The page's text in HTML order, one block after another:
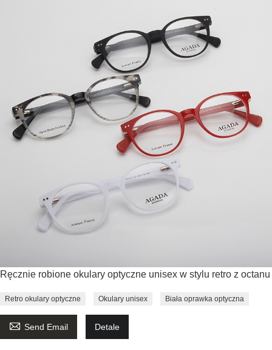
Ręcznie robione okulary optyczne unisex w stylu retro z octanu
Retro okulary optyczne Okulary unisex Biała oprawka optyczna
 Send Email Detale